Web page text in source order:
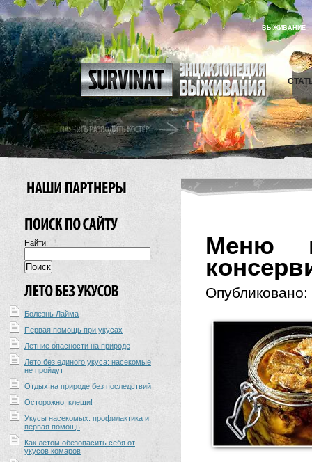
ВЫЖИВАНИЕ
Найти:
Болезнь Лайма
Первая помощь при укусах
Летние опасности на природе
Лето без единого укуса: насекомые
не пройдут
Отдых на природе без последствий
Осторожно, клещи!
Укусы насекомых: профилактика и
первая помощь
Как летом обезопасить себя от
укусов комаров
Меню
Опубликовано: